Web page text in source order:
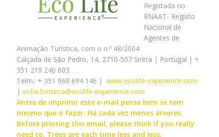
Registada no
RNAAT- Registo
Nacional de
Agentes de
Animação Turística, com o n.º 48/2004
Calçada de São Pedro, 14, 2710-507 Sintra | Portugal | +
351 219 240 603
Telm.: + 351 968 694 146 | www.ecolife-experience.com
| sofia.fonseca@ecolife-experience.com
Antes de imprimir este e-mail pense bem se tem
mesmo que o fazer. Há cada vez menos árvores.
Before printing this email, please think if you really
need to. Trees are each time less and less.